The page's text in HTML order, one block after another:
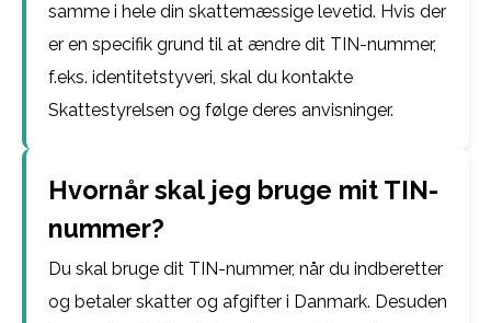
samme i hele din skattemæssige levetid. Hvis der
er en specifik grund til at ændre dit TIN-nummer,
f.eks. identitetstyveri, skal du kontakte
Skattestyrelsen og følge deres anvisninger.
Hvornår skal jeg bruge mit TIN-
nummer?
Du skal bruge dit TIN-nummer, når du indberetter
og betaler skatter og afgifter i Danmark. Desuden